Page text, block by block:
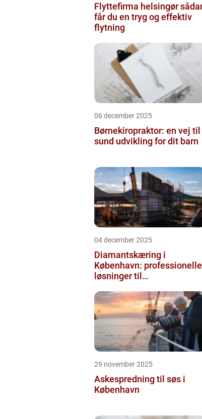
Flyttefirma helsingør sådan
får du en tryg og effektiv
flytning
06 december 2025
Børnekiropraktor: en vej til
sund udvikling for dit barn
04 december 2025
Diamantskæring i
København: professionelle
løsninger til
29 november 2025
Askespredning til søs i
København